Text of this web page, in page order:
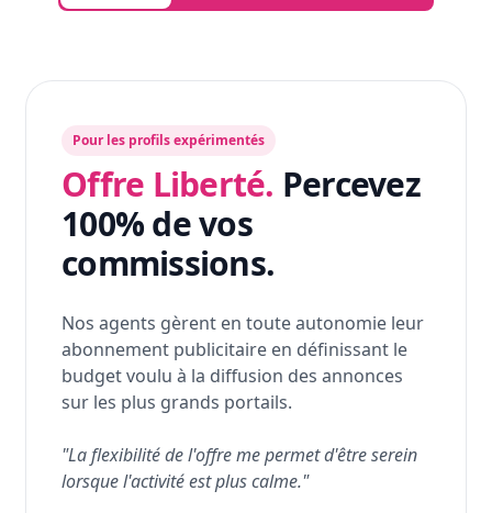
Pour les profils expérimentés
Offre Liberté. Percevez
100% de vos
commissions.
Nos agents gèrent en toute autonomie leur
abonnement publicitaire en définissant le
budget voulu à la diffusion des annonces
sur les plus grands portails.
"La flexibilité de l'offre me permet d'être serein
lorsque l'activité est plus calme."